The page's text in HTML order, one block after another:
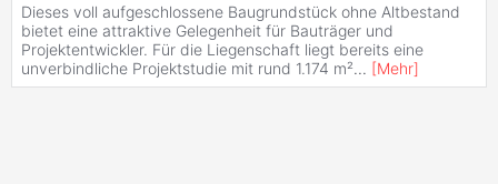
Dieses voll aufgeschlossene Baugrundstück ohne Altbestand
bietet eine attraktive Gelegenheit für Bauträger und
Projektentwickler. Für die Liegenschaft liegt bereits eine
unverbindliche Projektstudie mit rund 1.174 m²... [Mehr]